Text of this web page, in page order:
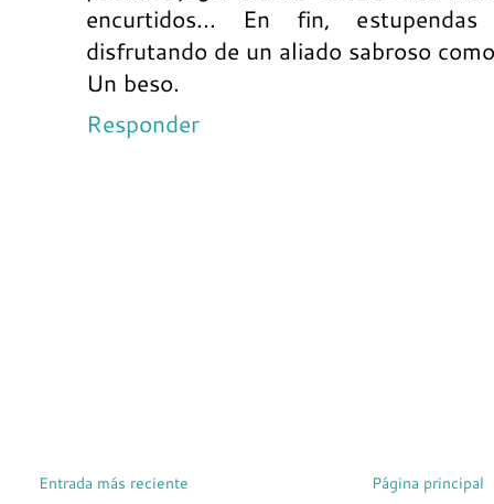
encurtidos... En fin,
disfrutando de un aliado sabroso
Un beso.
Responder
Entrada más reciente Página principal